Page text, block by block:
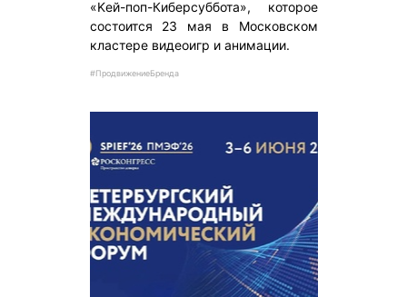
«Kей-поп-Киберсуббота», которое
состоится 23 мая в Московском
кластере видеоигр и анимации.
#ПродвижениеБренда